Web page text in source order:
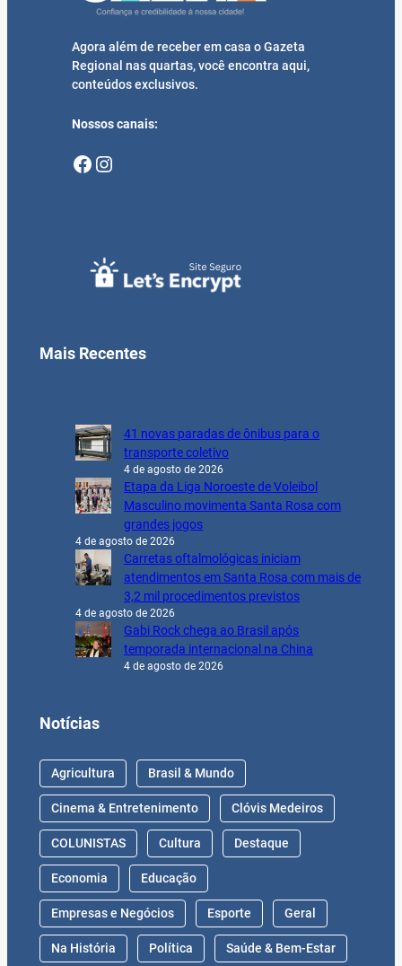
Agora além de receber em casa o Gazeta
Regional nas quartas, você encontra aqui,
conteúdos exclusivos.
Nossos canais:
Facebook Instagram
Mais Recentes
41 novas paradas de ônibus para o
transporte coletivo
4 de agosto de 2026
Etapa da Liga Noroeste de Voleibol
Masculino movimenta Santa Rosa com
grandes jogos
4 de agosto de 2026
Carretas oftalmológicas iniciam
atendimentos em Santa Rosa com mais de
3,2 mil procedimentos previstos
4 de agosto de 2026
Gabi Rock chega ao Brasil após
temporada internacional na China
4 de agosto de 2026
Notícias
Agricultura Brasil & Mundo
Cinema & Entretenimento Clóvis Medeiros
COLUNISTAS Cultura Destaque
Economia Educação
Empresas e Negócios Esporte Geral
Na História Política Saúde & Bem-Estar